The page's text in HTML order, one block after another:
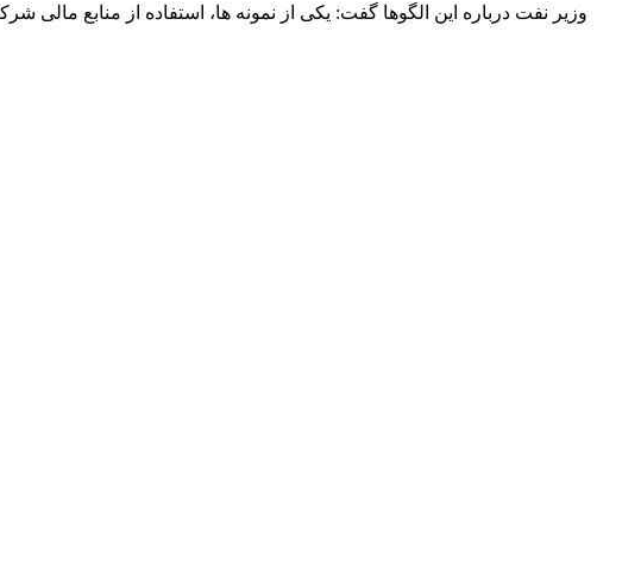
وزیر نفت درباره این الگو‌ها گفت: یکی از نمونه ها، استفاده از منابع